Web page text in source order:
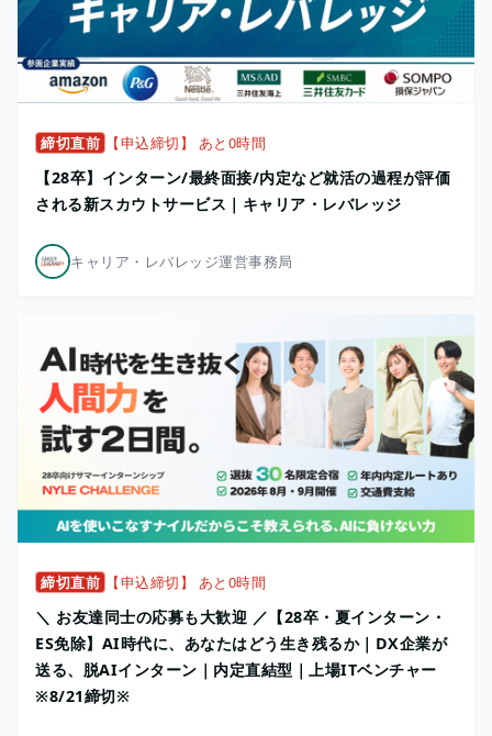
締切直前 【申込締切】 あと0時間
【28卒】インターン/最終面接/内定など就活の過程が評価
される新スカウトサービス｜キャリア・レバレッジ
キャリア・レバレッジ運営事務局
締切直前 【申込締切】 あと0時間
＼ お友達同士の応募も大歓迎 ／【28卒・夏インターン・
ES免除】AI時代に、あなたはどう生き残るか｜DX企業が
送る、脱AIインターン｜内定直結型｜上場ITベンチャー
※8/21締切※